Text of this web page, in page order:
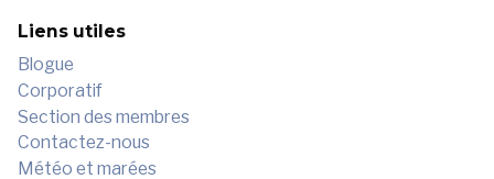
Liens utiles
Blogue
Corporatif
Section des membres
Contactez-nous
Météo et marées